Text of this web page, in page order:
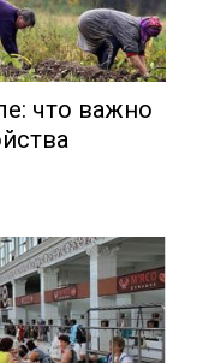
что важно